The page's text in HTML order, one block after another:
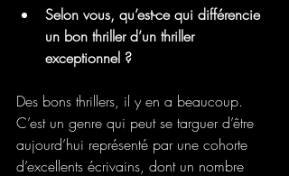
Selon vous, qu’est-ce qui différencie
un bon thriller d’un thriller
exceptionnel ?
Des bons thrillers, il y en a beaucoup.
C’est un genre qui peut se targuer d’être
aujourd’hui représenté par une cohorte
d’excellents écrivains, dont un nombre